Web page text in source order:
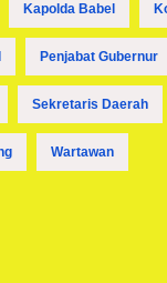
Kapolda Babel
Penjabat Gubernur
Sekretaris Daerah
Wartawan